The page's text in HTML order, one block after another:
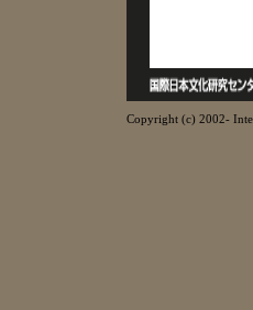
Copyright (c) 2002-